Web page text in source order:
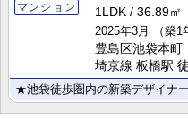
マンション
1LDK
36.89㎡
2025年3月
（築1
豊島区池袋本町
埼京線 板橋駅